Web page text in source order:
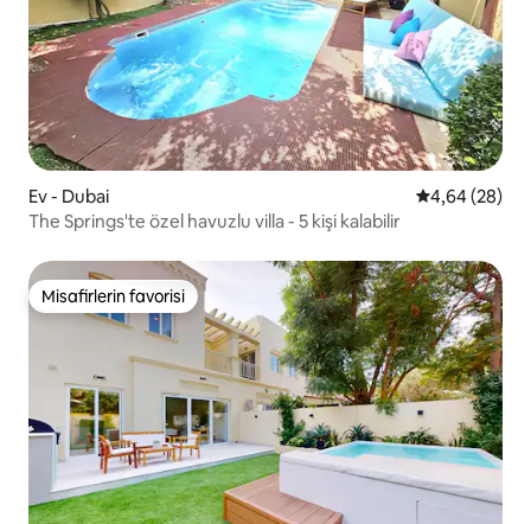
Ev - Dubai 5 üzerinden
4,64 (28)
The Springs'te özel havuzlu villa - 5 kişi kalabilir
Misafirlerin favorisi
Misafirlerin favorisi